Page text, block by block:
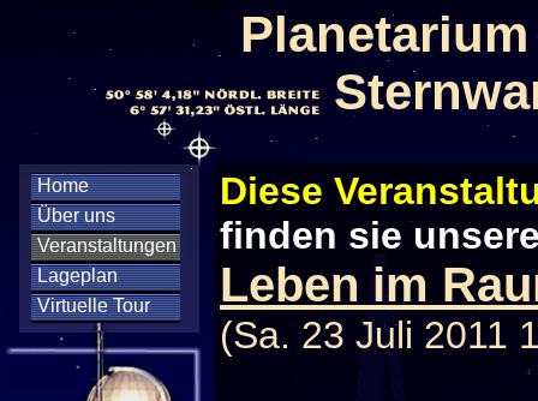
Home
Über uns
Veranstaltungen
Lageplan
Virtuelle Tour
Diese
finden sie
Leben im
(Sa. 23 Juli 2011